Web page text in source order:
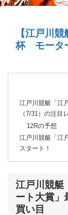
【江戸川
杯 モータ
江戸川競艇「江
（7/31）の注目
12Rの予想
江戸川競艇「江
スタート！
江戸川競
ート大賞」
買い目